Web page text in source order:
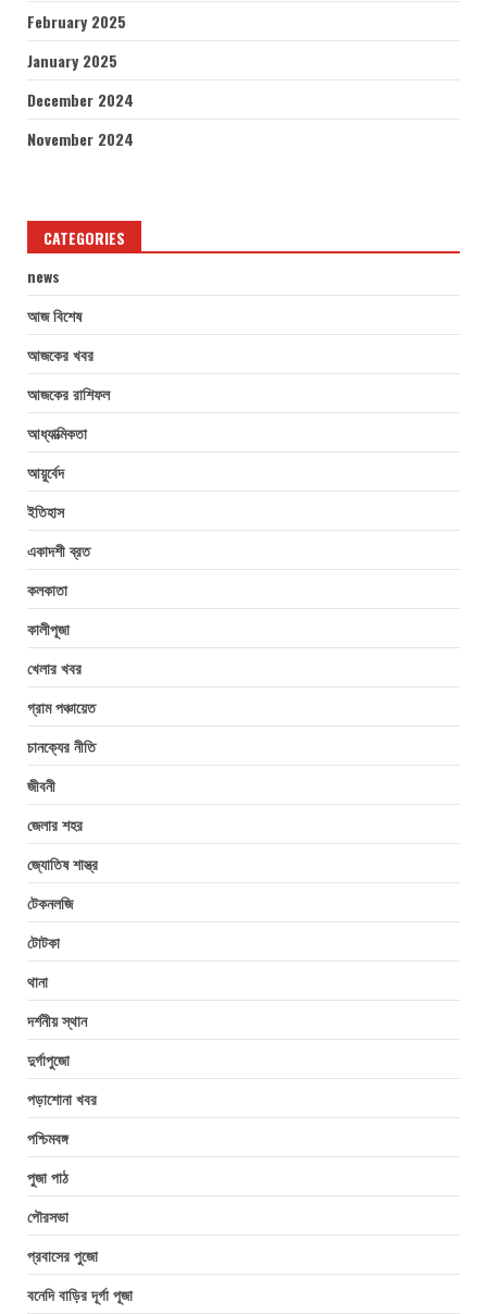
February 2025
January 2025
December 2024
November 2024
CATEGORIES
news
আজ বিশেষ
আজকের খবর
আজকের রাশিফল
আধ্যাত্মিকতা
আয়ুর্বেদ
ইতিহাস
একাদশী ব্রত
কলকাতা
কালীপূজা
খেলার খবর
গ্রাম পঞ্চায়েত
চানক্যের নীতি
জীবনী
জেলার শহর
জ্যোতিষ শাস্ত্র
টেকনলজি
টোটকা
থানা
দর্শনীয় স্থান
দুর্গাপুজো
পড়াশোনা খবর
পশ্চিমবঙ্গ
পুজা পাঠ
পৌরসভা
প্রবাসের পুজো
বনেদি বাড়ির দূর্গা পূজা